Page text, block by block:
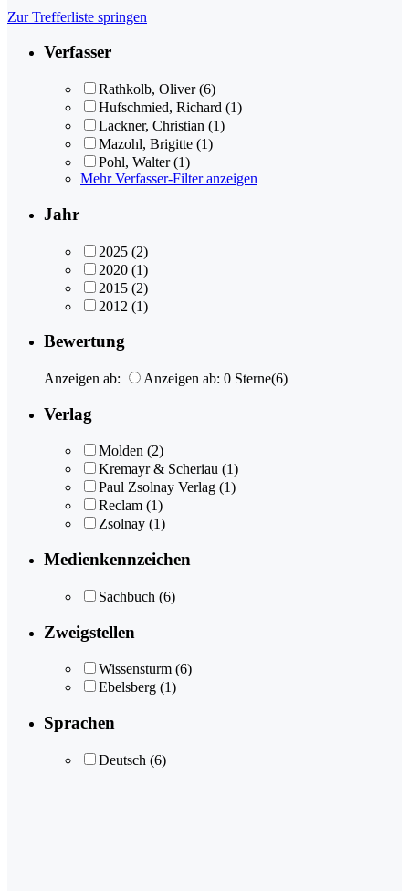
Zur Trefferliste springen
Verfasser
Rathkolb, Oliver (6)
Hufschmied, Richard (1)
Lackner, Christian (1)
Mazohl, Brigitte (1)
Pohl, Walter (1)
Mehr Verfasser-Filter anzeigen
Jahr
2025 (2)
2020 (1)
2015 (2)
2012 (1)
Bewertung
Anzeigen ab: Anzeigen ab: 0 Sterne(6)
Verlag
Molden (2)
Kremayr & Scheriau (1)
Paul Zsolnay Verlag (1)
Reclam (1)
Zsolnay (1)
Medienkennzeichen
Sachbuch (6)
Zweigstellen
Wissensturm (6)
Ebelsberg (1)
Sprachen
Deutsch (6)